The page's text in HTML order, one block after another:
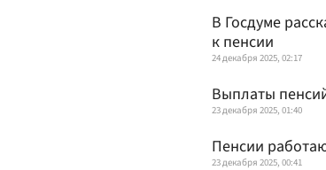
В Госдуме
к пенсии
24 декабря 2025, 02:17
Выплаты
23 декабря 2025, 01:40
Пенсии
23 декабря 2025, 00:41